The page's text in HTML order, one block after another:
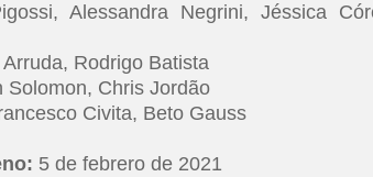
Alessandra Negrini, Jéssica
Rodrigo Batista
Solomon, Chris Jordão
Civita, Beto Gauss
5 de febrero de 2021